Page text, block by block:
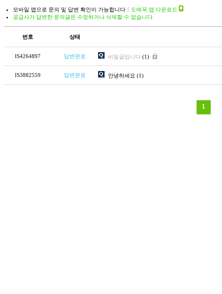
모바일 앱으로 문의 및 답변 확인이 가능합니다
도매꾹 앱 다운로드
공급사가 답변한 문의글은 수정하거나 삭제할 수 없습니다.
번호 상태
IS4264897 답변완료 비밀글입니다 (1)
IS3882559 답변완료 안녕하세요 (1)
1